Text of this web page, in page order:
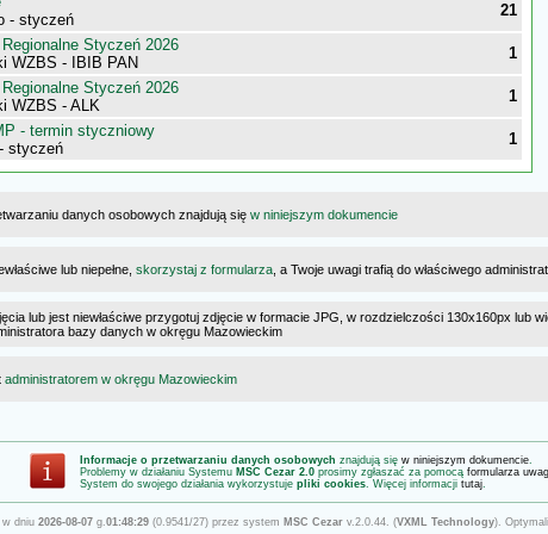
- styczeń
21
Styczeń 2026
WZBS - IBIB PAN
1
Styczeń 2026
WZBS - ALK
1
- termin styczniowy
styczeń
1
danych osobowych znajdują się w niniejszym dokumencie
lub niepełne, skorzystaj z formularza , a Twoje uwagi trafią do właściwego
lub jest niewłaściwe przygotuj zdjęcie w formacie JPG, w rozdzielczości 130x160px lub
bazy danych w okręgu Mazowieckim
administratorem w okręgu Mazowieckim
Informacje o przetwarzaniu danych osobowych znajdują się w niniejszym dokumencie.
Problemy w działaniu Systemu MSC Cezar 2.0 prosimy zgłaszać za pomocą formularza uwag
System do swojego działania wykorzystuje pliki cookies. Więcej informacji tutaj.
w dniu 2026-08-07 g.01:48:29 (0.9541/27) przez system MSC Cezar v.2.0.44. (VXML Technology).